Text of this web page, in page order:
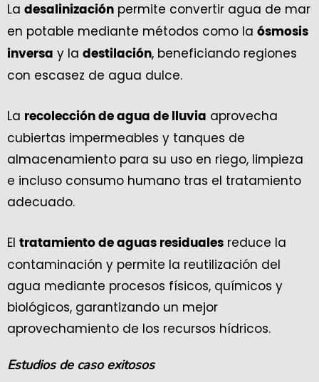
La desalinización permite convertir agua de mar
en potable mediante métodos como la ósmosis
inversa y la destilación, beneficiando regiones
con escasez de agua dulce.
La recolección de agua de lluvia aprovecha
cubiertas impermeables y tanques de
almacenamiento para su uso en riego, limpieza
e incluso consumo humano tras el tratamiento
adecuado.
El tratamiento de aguas residuales reduce la
contaminación y permite la reutilización del
agua mediante procesos físicos, químicos y
biológicos, garantizando un mejor
aprovechamiento de los recursos hídricos.
Estudios de caso exitosos